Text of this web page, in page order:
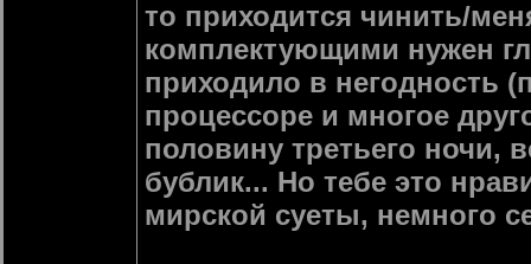
то приходится чинить/
комплектующими нужен
приходило в негодность
процессоре и многое
половину третьего ночи,
бублик... Но тебе это
мирской суеты, немного